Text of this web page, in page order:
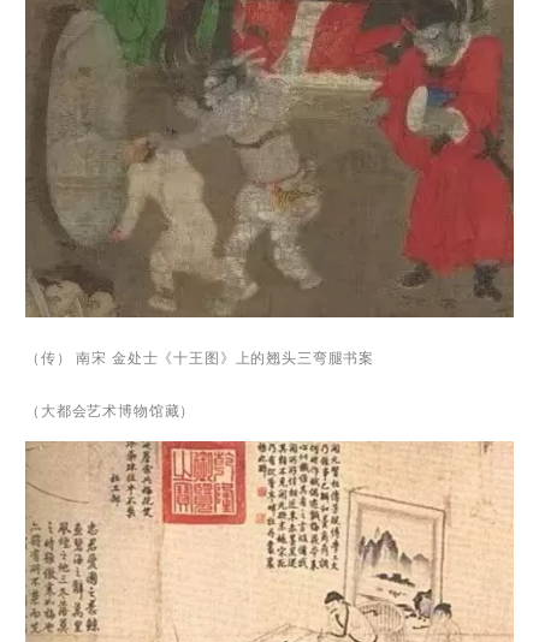
（传） 南宋 金处士《十王图》上的翘头三弯腿书案
（大都会艺术博物馆藏）